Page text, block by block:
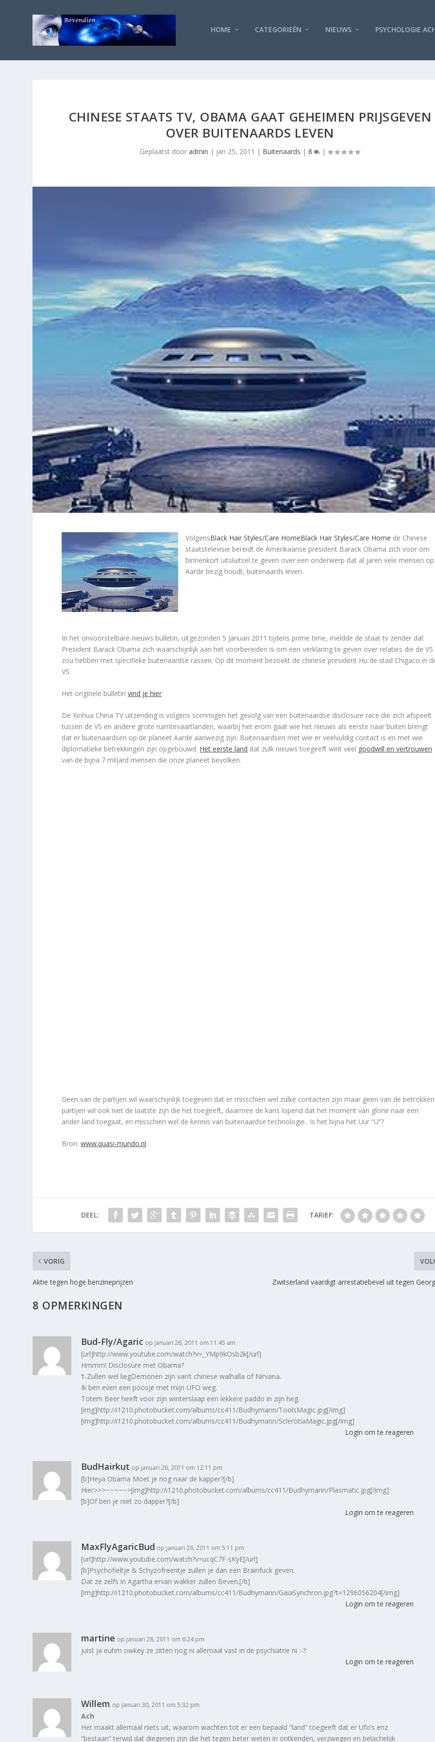
HOME CATEGORIEËN NIEUWS PSYCHOLOGIE
CHINESE STAATS TV, OBAMA GAAT GEHEIMEN PRIJSGEVEN
OVER BUITENAARDS LEVEN
Geplaatst dooradmin | jan 25, 2011 | Buitenaards |8 |
VolgensBlack Hair Styles/Care HomeBlack Hair Styles/Care Home de Chinese
staatstelevisie bereidt de Amerikaanse president Barack Obama zich voor om
binnenkort uitsluitsel te geven over een onderwerp dat al jaren vele mensen op
Aarde bezig houdt, buitenaards leven.
In het onvoorstelbare nieuws bulletin, uitgezonden 5 Januari 2011 tijdens prime time, meldde de staat tv zender dat
President Barack Obama zich waarschijnlijk aan het voorbereiden is om een verklaring te geven over relaties die de VS
zou hebben met specifieke buitenaardse rassen. Op dit moment bezoekt de chinese president Hu de stad Chigaco in
VS.
Het originele bulletinvind je hier
De Xinhua China TV uitzending is volgens sommigen het gevolg van een buitenaardse disclosure race die zich afspeelt
tussen de VS en andere grote ruimtevaartlanden, waarbij het erom gaat wie het nieuws als eerste naar buiten brengt
dat er buitenaardsen op de planeet Aarde aanwezig zijn. Buitenaardsen met wie er veelvuldig contact is en met wie
diplomatieke betrekkingen zijn opgebouwd. Het eerste land dat zulk nieuws toegeeft wint veel goodwill en vertrouwen
van de bijna 7 miljard mensen die onze planeet bevolken.
Geen van de partijen wil waarschijnlijk toegeven dat er misschien wel zulke contacten zijn maar geen van de betrokken
partijen wil ook niet de laatste zijn die het toegeeft, daarmee de kans lopend dat het moment van glorie naar een
ander land toegaat, en misschien wel de kennis van buitenaardse technologie.. Is het bijna het Uur “U”?
Bron:www.quasi-mundo.nl
DEEL: TARIEF:
VORIG
Aktie tegen hoge benzineprijzen Zwitserland vaardigt arrestatiebevel uit tegen
8 OPMERKINGEN
Bud-Fly/Agaric op januari 26, 2011 om 11:45 am
[url]http://www.youtube.com/watch?v=_YMp9kOsb2k[/url]
Hmmm! Disclosure met Obama?
’t-Zullen wel liegDemonen zijn van’t chinese walhalla of Nirvana.
Ik ben even een poosje met mijn UFO weg.
Totem Beer heeft voor zijn winterslaap een lekkere paddo in zijn heg.
[img]http://i1210.photobucket.com/albums/cc411/Budhymann/ToolsMagic.jpg[/img]
[img]http://i1210.photobucket.com/albums/cc411/Budhymann/SclerotiaMagic.jpg[/img]
Login om te reageren
BudHairkut op januari 26, 2011 om 12:11 pm
[b]Heya Obama Moet je nog naar de kapper?[/b]
Hier>>>~~~~~>[img]http://i1210.photobucket.com/albums/cc411/Budhymann/Plasmatic.jpg[/img]
[b]Of ben je niet zo dapper?[/b]
Login om te reageren
MaxFlyAgaricBud op januari 26, 2011 om 5:11 pm
[url]http://www.youtube.com/watch?v=ucqC7F-sKyE[/url]
[b]Psychofieltje & Schyzofreentje zullen je dan een Brainfuck geven.
Dat ze zelfs in Agartha ervan wakker zullen Beven.[/b]
[img]http://i1210.photobucket.com/albums/cc411/Budhymann/GaiaSynchron.jpg?t=1296056204[/img]
Login om te reageren
martine op januari 28, 2011 om 6:24 pm
juist ja euhm owkey ze zitten nog ni allemaal vast in de psychiatrie ni :-?:
Login om te reageren
Willem op januari 30, 2011 om 5:32 pm
Ach
Het maakt allemaal niets uit, waarom wachten tot er een bepaald “land” toegeeft dat er Ufo’s enz
“bestaan” terwijl dat diegenen zijn die het tegen beter weten in ontkenden, verzwegen en belachelijk